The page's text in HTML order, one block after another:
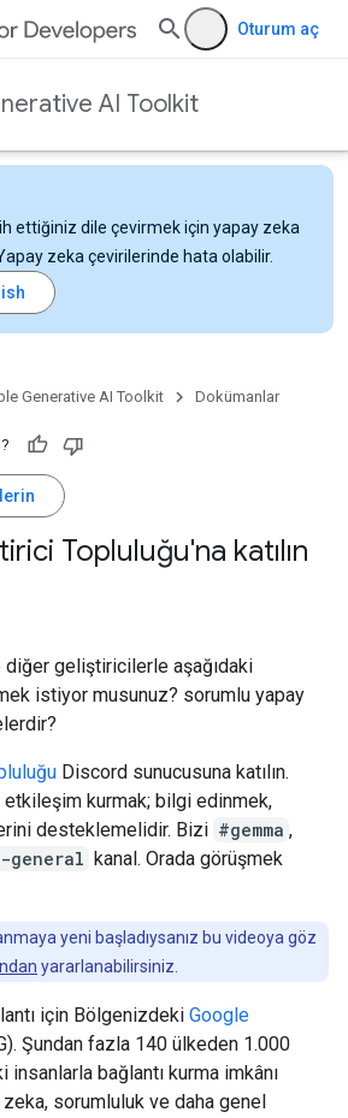
Oturum aç
AI Toolkit
ettiğiniz dile çevirmek için yapay zeka
zeka çevirilerinde hata olabilir.
Generative AI Toolkit Dokümanlar
Topluluğu'na katılın
diğer geliştiricilerle aşağıdaki
istiyor musunuz? sorumlu yapay
Discord sunucusuna katılın.
kurmak; bilgi edinmek,
desteklemelidir. Bizi #gemma ,
general kanal. Orada görüşmek
yeni başladıysanız bu videoya göz
yararlanabilirsiniz.
için Bölgenizdeki Google
Şundan fazla 140 ülkeden 1.000
insanlarla bağlantı kurma imkânı
sorumluluk ve daha genel